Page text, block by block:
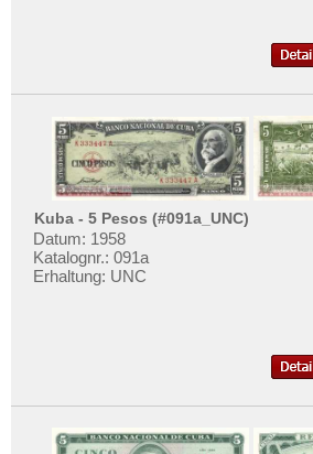
Kuba - 5 Pesos (#091a_UNC)
Datum: 1958
Katalognr.: 091a
Erhaltung: UNC